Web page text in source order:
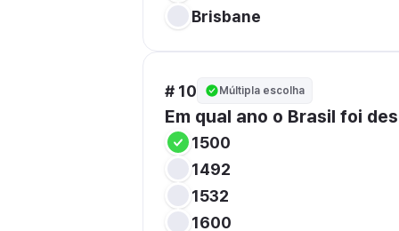
Brisbane
# 10 Múltipla escolha
Em qual ano o Brasil foi
1500
1492
1532
1600